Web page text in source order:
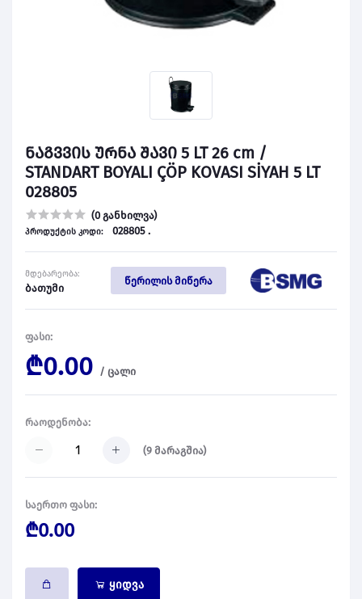
ნაგვვის ურნა შავი 5 LT 26 cm /
STANDART BOYALI ÇÖP KOVASI SİYAH 5 LT
028805
(0 განხილვა)
პროდუქტის კოდი: 028805 .
მდებარეობა:
ბათუმი
წერილის მიწერა
ფასი:
₾0.00 / ცალი
რაოდენობა:
(9 მარაგშია)
საერთო ფასი:
₾0.00
ყიდვა